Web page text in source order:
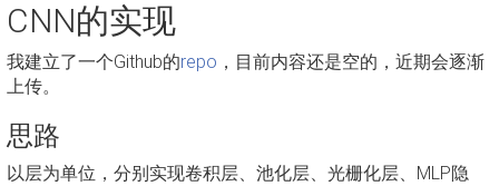
CNN的实现
我建立了一个Github的repo ，目前内容还是空的，近期会逐渐
上传。
思路
以层为单位，分别实现卷积层、池化层、光栅化层、MLP隐